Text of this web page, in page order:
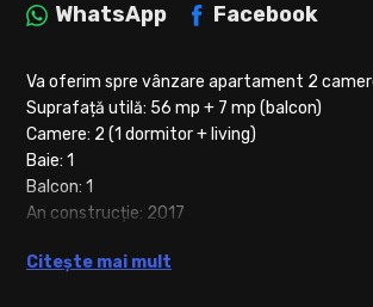
WhatsApp Facebook
Va oferim spre vânzare apartament 2
Suprafață utilă: 56 mp + 7 mp (balcon)
Camere: 2 (1 dormitor + living)
Baie: 1
Balcon: 1
An construcție: 2017
Parcare: 1(cu CF )
Citește mai mult